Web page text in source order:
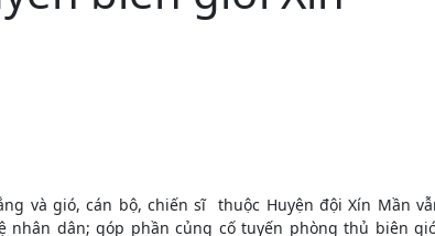
và gió, cán bộ, chiến sĩ thuộc Huyện đội Xín Mần
nhân dân; góp phần củng cố tuyến phòng thủ biên